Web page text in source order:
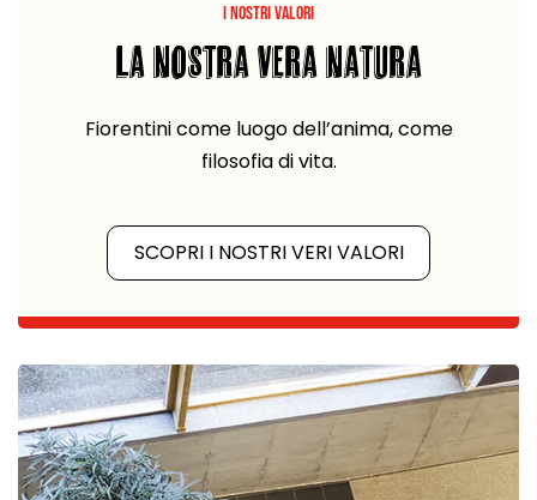
I NOSTRI VALORI
LA NOSTRA VERA NATURA
Fiorentini come luogo dell’anima, come
filosofia di vita.
SCOPRI I NOSTRI VERI VALORI